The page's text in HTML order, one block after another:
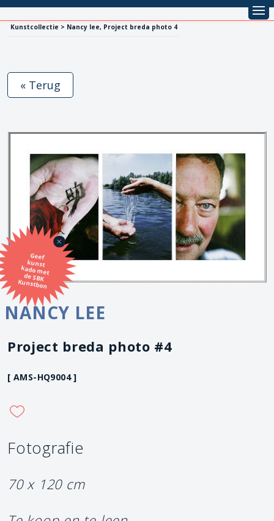
Kunstcollectie > Nancy lee, Project breda photo 4
Geef
kunst
kado met
de SBK
Kunstbon
« Terug
NANCY LEE
Project breda photo #4
[ AMS-HQ9004 ]
Fotografie
70 x 120 cm